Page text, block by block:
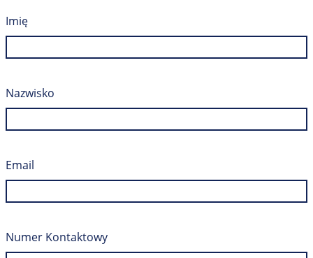
Imię
Nazwisko
Email
Numer Kontaktowy